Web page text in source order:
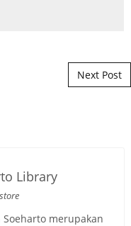
Next Post
Library
Soeharto merupakan